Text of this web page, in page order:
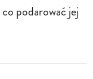
podarować jej